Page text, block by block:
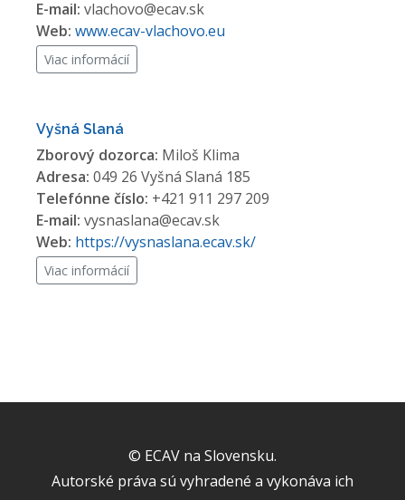
E-mail: vlachovo@ecav.sk
Web: www.ecav-vlachovo.eu
Viac informácií
Vyšná Slaná
Zborový dozorca: Miloš Klima
Adresa: 049 26 Vyšná Slaná 185
Telefónne číslo: +421 911 297 209
E-mail: vysnaslana@ecav.sk
Web: https://vysnaslana.ecav.sk/
Viac informácií
© ECAV na Slovensku.
Autorské práva sú vyhradené a vykonáva ich